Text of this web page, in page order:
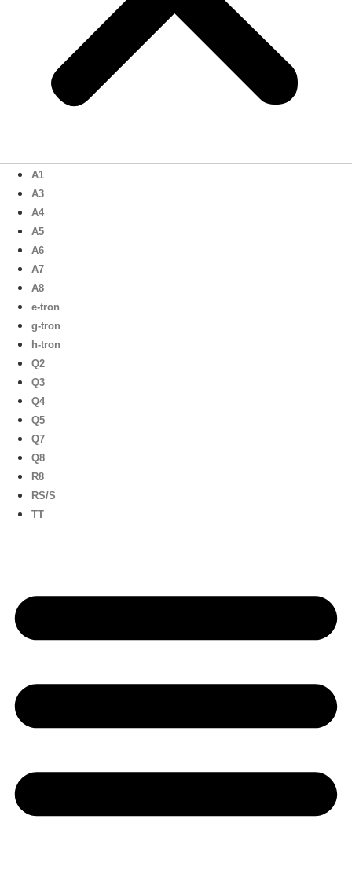
A1
A3
A4
A5
A6
A7
A8
e-tron
g-tron
h-tron
Q2
Q3
Q4
Q5
Q7
Q8
R8
RS/S
TT